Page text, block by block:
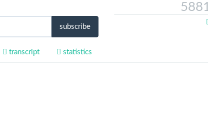
subscribe
transcript statistics